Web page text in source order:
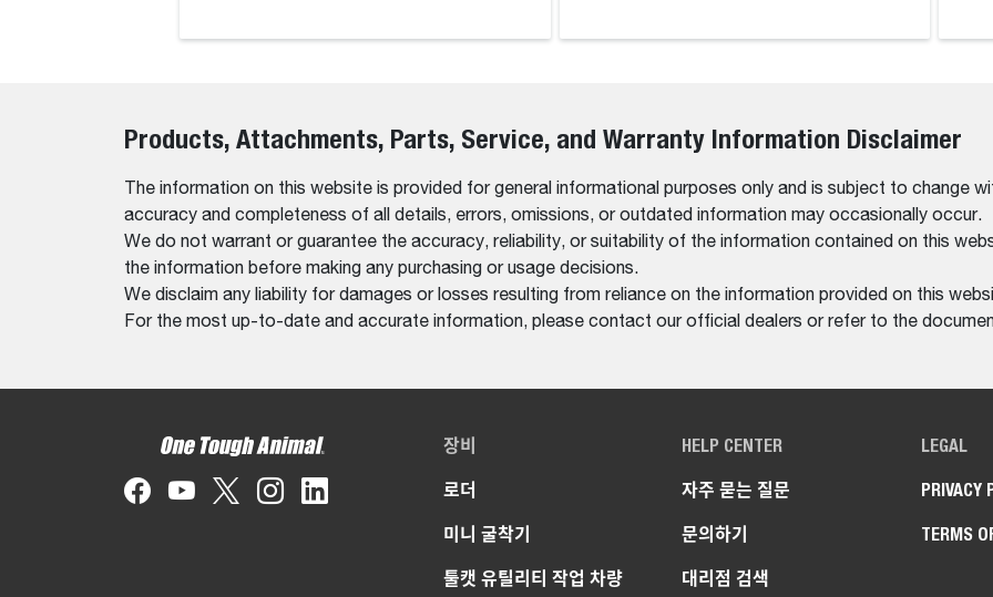
Products, Attachments, Parts, Service, and Warranty Information Disclaimer
The information on this website is provided for general informational purposes only and is subject to change
accuracy and completeness of all details, errors, omissions, or outdated information may occasionally occur.
We do not warrant or guarantee the accuracy, reliability, or suitability of the information contained on this
the information before making any purchasing or usage decisions.
We disclaim any liability for damages or losses resulting from reliance on the information provided on this
For the most up-to-date and accurate information, please contact our official dealers or refer to the
장비
로더
미니 굴착기
툴캣 유틸리티 작업 차량
HELP CENTER
자주 묻는 질문
문의하기
대리점 검색
LEGAL
PRIVACY
TERMS